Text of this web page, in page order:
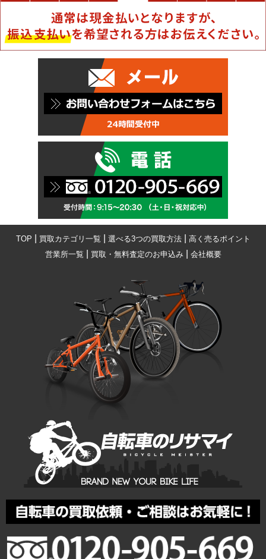
TOP 買取カテゴリ一覧 選べる3つの買取方法| 高く売るポイント
営業所一覧
買取・無料査定のお申込み| 会社概要